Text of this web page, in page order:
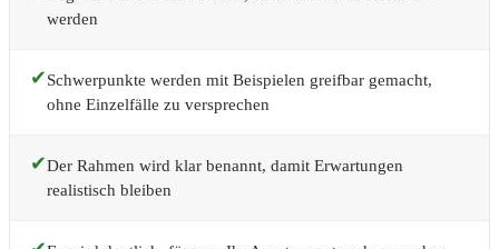
werden
✔Schwerpunkte werden mit Beispielen greifbar gemacht,
ohne Einzelfälle zu versprechen
✔Der Rahmen wird klar benannt, damit Erwartungen
realistisch bleiben